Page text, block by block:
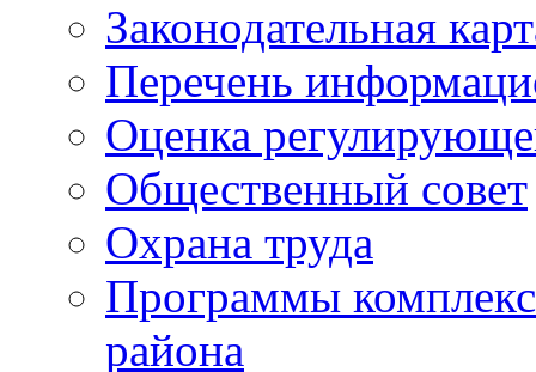
Законодательная
Перечень
Оценка
Общественный совет
Охрана труда
Программы
района